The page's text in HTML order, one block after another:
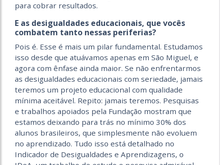
para cobrar resultados.
E as desigualdades educacionais, que vocês
combatem tanto nessas periferias?
Pois é. Esse é mais um pilar fundamental. Estudamos
isso desde que atuávamos apenas em São Miguel, e
agora com ênfase ainda maior. Se não enfrentarmos
as desigualdades educacionais com seriedade, jamais
teremos um projeto educacional com qualidade
mínima aceitável. Repito: jamais teremos. Pesquisas
e trabalhos apoiados pela Fundação mostram que
estamos deixando para trás no mínimo 30% dos
alunos brasileiros, que simplesmente não evoluem
no aprendizado. Tudo isso está detalhado no
Indicador de Desigualdades e Aprendizagens, o